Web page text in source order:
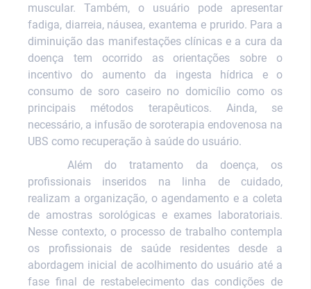
muscular. Também, o usuário pode apresentar
fadiga, diarreia, náusea, exantema e prurido. Para a
diminuição das manifestações clínicas e a cura da
doença tem ocorrido as orientações sobre o
incentivo do aumento da ingesta hídrica e o
consumo de soro caseiro no domicílio como os
principais métodos terapêuticos. Ainda, se
necessário, a infusão de soroterapia endovenosa na
UBS como recuperação à saúde do usuário.
Além do tratamento da doença, os
profissionais inseridos na linha de cuidado,
realizam a organização, o agendamento e a coleta
de amostras sorológicas e exames laboratoriais.
Nesse contexto, o processo de trabalho contempla
os profissionais de saúde residentes desde a
abordagem inicial de acolhimento do usuário até a
fase final de restabelecimento das condições de